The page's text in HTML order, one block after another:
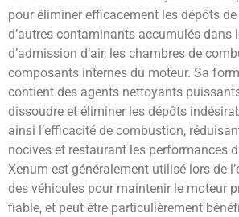
pour éliminer efficacement les dépôts
d’autres contaminants accumulés dans
d’admission d’air, les chambres de
composants internes du moteur. Sa
contient des agents nettoyants
dissoudre et éliminer les dépôts
ainsi l’efficacité de combustion,
nocives et restaurant les performances
Xenum est généralement utilisé lors de
des véhicules pour maintenir le moteur
fiable, et peut être particulièrement